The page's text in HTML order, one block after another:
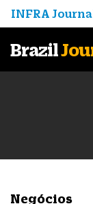
INFRA
Brazil
Negócios